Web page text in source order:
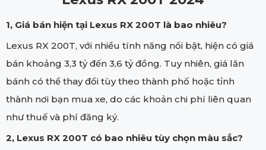
1, Giá bán hiện tại Lexus RX 200T là bao nhiêu?
Lexus RX 200T, với nhiều tính năng nổi bật, hiện có giá
bán khoảng 3,3 tỷ đến 3,6 tỷ đồng. Tuy nhiên, giá lăn
bánh có thể thay đổi tùy theo thành phố hoặc tỉnh
thành nơi bạn mua xe, do các khoản chi phí liên quan
như thuế và phí đăng ký.
2, Lexus RX 200T có bao nhiêu tùy chọn màu sắc?